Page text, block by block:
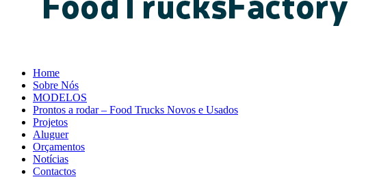
Home
Sobre Nós
MODELOS
Prontos a rodar – Food Trucks Novos e Usados
Projetos
Aluguer
Orçamentos
Notícias
Contactos